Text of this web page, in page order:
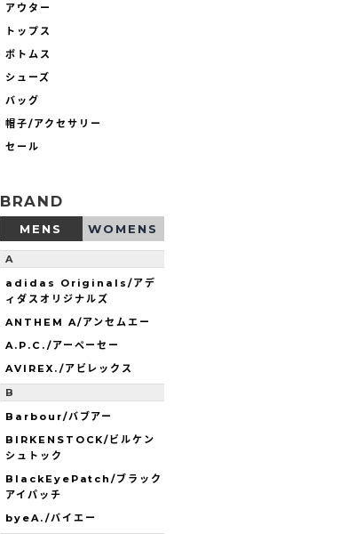
アウター
トップス
ボトムス
シューズ
バッグ
帽子/アクセサリー
セール
BRAND
MENS WOMENS
A
adidas Originals/アデ
ィダスオリジナルズ
ANTHEM A/アンセムエー
A.P.C./アーペーセー
AVIREX./アビレックス
B
Barbour/バブアー
BIRKENSTOCK/ビルケン
シュトック
BlackEyePatch/ブラック
アイパッチ
byeA./バイエー